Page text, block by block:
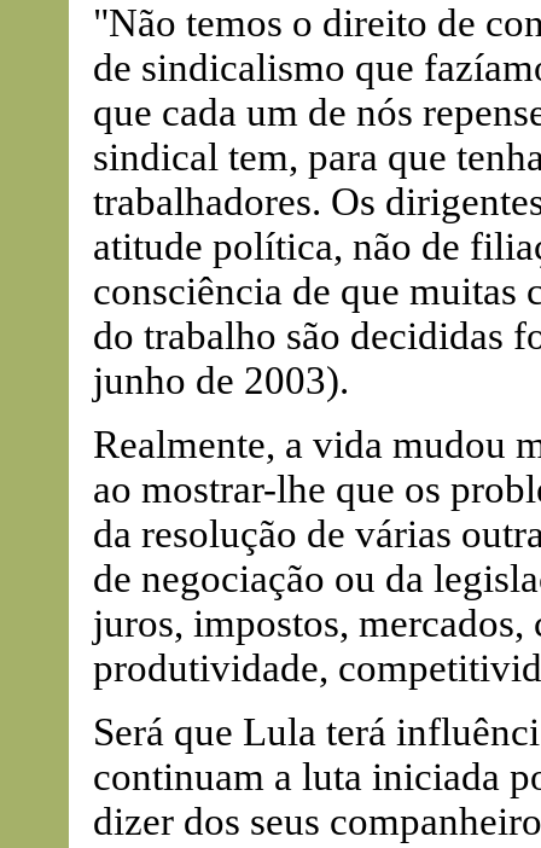
"Não temos o direito de
de sindicalismo que
que cada um de nós
sindical tem, para que
trabalhadores. Os
atitude política, não de
consciência de que muitas
do trabalho são decididas
junho de 2003).
Realmente, a vida mudou
ao mostrar-lhe que os
da resolução de várias
de negociação ou da
juros, impostos,
produtividade,
Será que Lula terá
continuam a luta iniciada
dizer dos seus